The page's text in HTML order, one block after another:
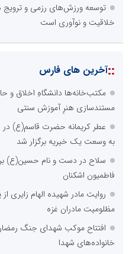
توسعه ورزش‌های رزمی و ترویج
خلاقیت و نوآوری است
::آخرین های فارس
مکتب‌خانه‌ها دانشگاهِ اخلاق و
مستندسازی هنرِ آموزش سنتی
عطر کریمانه حضرت قاسم(ع)
به وسعت یک خیریه برگزار شد
سلاح در دست و نام حسین(ع)
فاطمیون اشکنان
روایت مادر شهیده الهام زایری
مظلومیت مادران غزه
افتتاح موکب شهدای جنگ
خانواده‌های شهدا